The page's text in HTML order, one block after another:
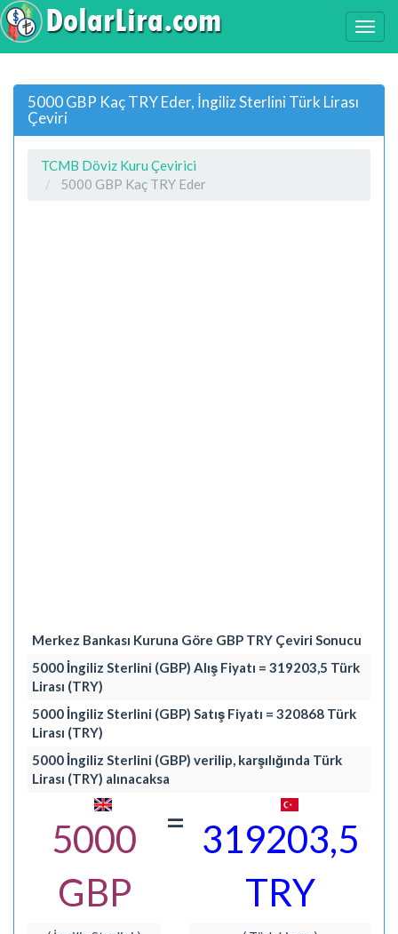
5000 GBP Kaç TRY Eder, İngiliz Sterlini Türk Lirası
Çeviri
TCMB Döviz Kuru Çevirici
5000 GBP Kaç TRY Eder
Merkez Bankası Kuruna Göre GBP TRY Çeviri Sonucu
5000 İngiliz Sterlini (GBP) Alış Fiyatı = 319203,5 Türk
Lirası (TRY)
5000 İngiliz Sterlini (GBP) Satış Fiyatı = 320868 Türk
Lirası (TRY)
5000 İngiliz Sterlini (GBP) verilip, karşılığında Türk
Lirası (TRY) alınacaksa
5000
GBP
= 319203,5
TRY